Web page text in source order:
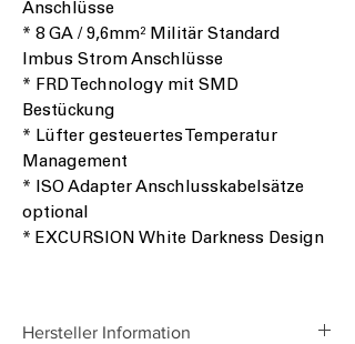
Anschlüsse
* 8 GA / 9,6mm² Militär Standard
Imbus Strom Anschlüsse
* FRD Technology mit SMD
Bestückung
* Lüfter gesteuertes Temperatur
Management
* ISO Adapter Anschlusskabelsätze
optional
* EXCURSION White Darkness Design
Hersteller Information